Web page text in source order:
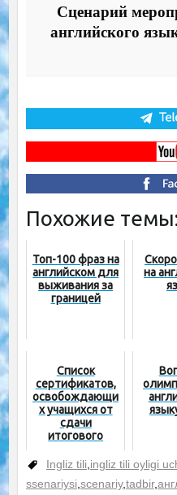
Сценарий
английского
Похожие темы:
Топ-100 фраз на
английском для
выживания за
границей
на
Список
сертификатов,
освобождающи
х учащихся от
сдачи
итогового
соответствующ
ему предмету
Ingliz tili,ingliz tili oyligi
ssenariysi,scenariy,tadbir,